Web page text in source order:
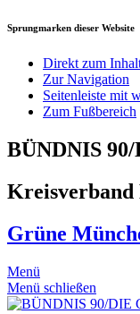
Sprungmarken dieser Website
Direkt zum
Zur Navigation
Seitenleiste mit
Zum Fußbereich
BÜNDNIS
Kreisverband
Grüne
Menü
Menü schließen